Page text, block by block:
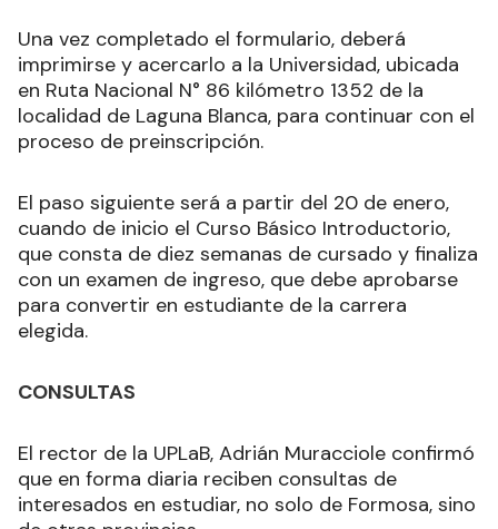
Una vez completado el formulario, deberá
imprimirse y acercarlo a la Universidad, ubicada
en Ruta Nacional N° 86 kilómetro 1352 de la
localidad de Laguna Blanca, para continuar con el
proceso de preinscripción.
El paso siguiente será a partir del 20 de enero,
cuando de inicio el Curso Básico Introductorio,
que consta de diez semanas de cursado y finaliza
con un examen de ingreso, que debe aprobarse
para convertir en estudiante de la carrera
elegida.
CONSULTAS
El rector de la UPLaB, Adrián Muracciole confirmó
que en forma diaria reciben consultas de
interesados en estudiar, no solo de Formosa, sino